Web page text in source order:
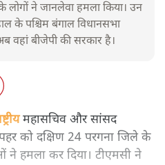
लोगों ने जानलेवा हमला किया। उन
के पश्चिम बंगाल विधानसभा
वहां बीजेपी की सरकार है।
महासचिव और सांसद
को दक्षिण 24 परगना जिले के
ने हमला कर दिया। टीएमसी ने